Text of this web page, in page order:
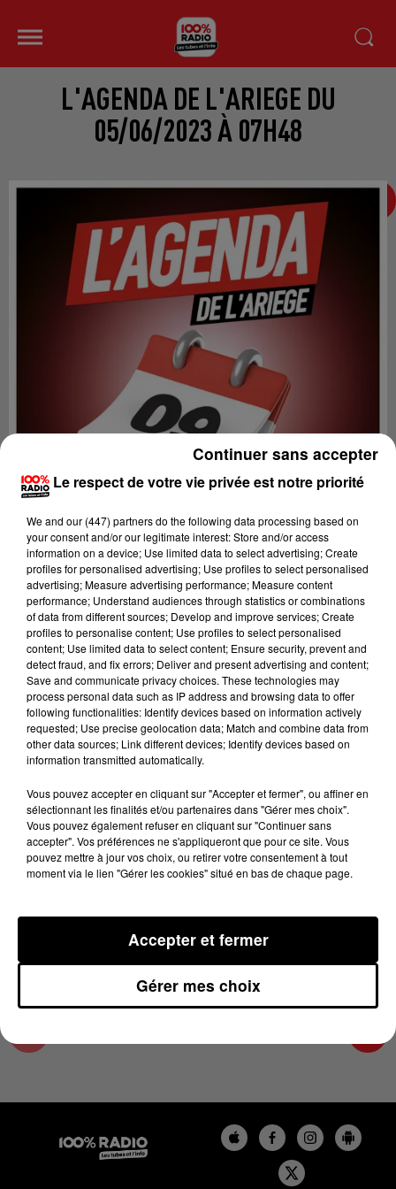
L'AGENDA DE L'ARIEGE DU
05/06/2023 À 07H48
Lecture (1 min 14 sec)
100%
5 juin 2023 - 1 min 14 sec
L'AGENDA DE L'ARIEGE DU 05/06/2023 À
07H48
L'agenda de l'Ariege
Le respect de votre vie privée est notre priorité
We and our (447) partnersdo the following data processing based on
your consent and/or our legitimate interest: Store and/or access
information on a device; Use limited data to select advertising; Create
profiles for personalised advertising; Use profiles to select personalised
advertising; Measure advertising performance; Measure content
performance; Understand audiences through statistics or combinations
of data from different sources; Develop and improve services; Create
profiles to personalise content; Use profiles to select personalised
content; Use limited data to select content; Ensure security, prevent and
detect fraud, and fix errors; Deliver and present advertising and content;
Save and communicate privacy choices. These technologies may
process personal data such as IP address and browsing data to offer
following functionalities: Identify devices based on information actively
requested; Use precise geolocation data; Match and combine data from
other data sources; Link different devices; Identify devices based on
information transmitted automatically.
Vous pouvez accepter en cliquant sur "Accepter et fermer", ou affiner en
sélectionnant les finalités et/ou partenaires dans "Gérer mes choix".
Vous pouvez également refuser en cliquant sur "Continuer sans
accepter". Vos préférences ne s'appliqueront que pour ce site. Vous
pouvez mettre à jour vos choix, ou retirer votre consentement à tout
moment via le lien "Gérer les cookies" situé en bas de chaque page.
Gérer mes choix
Accepter et fermer
Continuer sans accepter